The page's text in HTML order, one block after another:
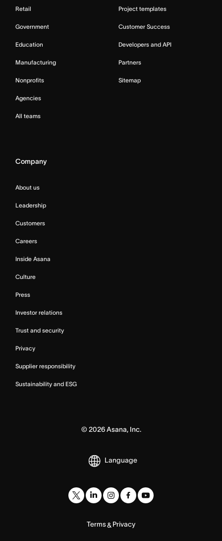
Retail
Government
Education
Manufacturing
Nonprofits
Agencies
All teams
Project templates
Customer Success
Developers and API
Partners
Sitemap
Company
About us
Leadership
Customers
Careers
Inside Asana
Culture
Press
Investor relations
Trust and security
Privacy
Supplier responsibility
Sustainability and ESG
© 2026Asana, Inc.
Language
Terms& Privacy